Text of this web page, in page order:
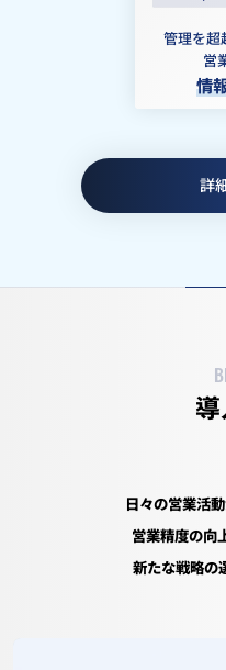
管理を超
営
情
詳
日々の営業活
営業精度の向
新たな戦略の